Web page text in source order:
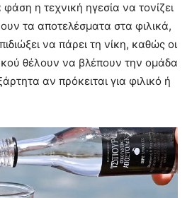
η τεχνική ηγεσία να τονίζει
τα αποτελέσματα στα φιλικά,
να πάρει τη νίκη, καθώς οι
θέλουν να βλέπουν την ομάδα
αν πρόκειται για φιλικό ή